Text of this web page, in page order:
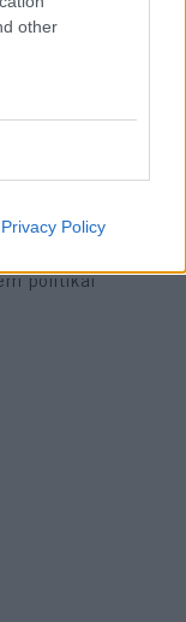
other
Privacy Policy